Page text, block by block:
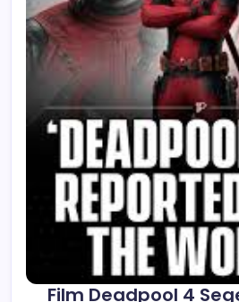
Film Deadpool 4